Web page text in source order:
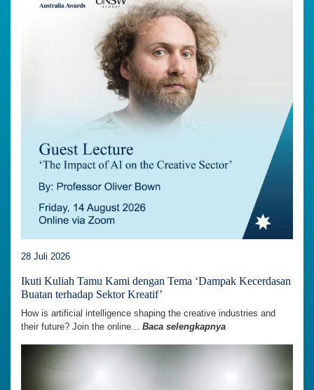
28 Juli 2026
Ikuti Kuliah Tamu Kami dengan Tema ‘Dampak Kecerdasan
Buatan terhadap Sektor Kreatif’
How is artificial intelligence shaping the creative industries and
their future? Join the online... Baca selengkapnya